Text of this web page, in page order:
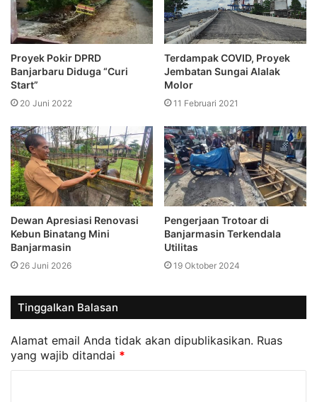
Proyek Pokir DPRD
Banjarbaru Diduga “Curi
Start”
20 Juni 2022
Terdampak COVID, Proyek
Jembatan Sungai Alalak
Molor
11 Februari 2021
Dewan Apresiasi Renovasi
Kebun Binatang Mini
Banjarmasin
26 Juni 2026
Pengerjaan Trotoar di
Banjarmasin Terkendala
Utilitas
19 Oktober 2024
Tinggalkan Balasan
Alamat email Anda tidak akan dipublikasikan. Ruas
yang wajib ditandai *